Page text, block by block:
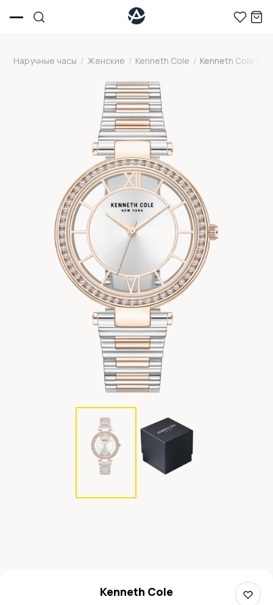
Наручные часы / Женские / Kenneth Cole / Kenneth Cole
Kenneth Cole